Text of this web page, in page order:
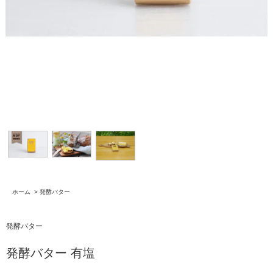
ホーム > 発酵バター
発酵バター
発酵バター 有塩